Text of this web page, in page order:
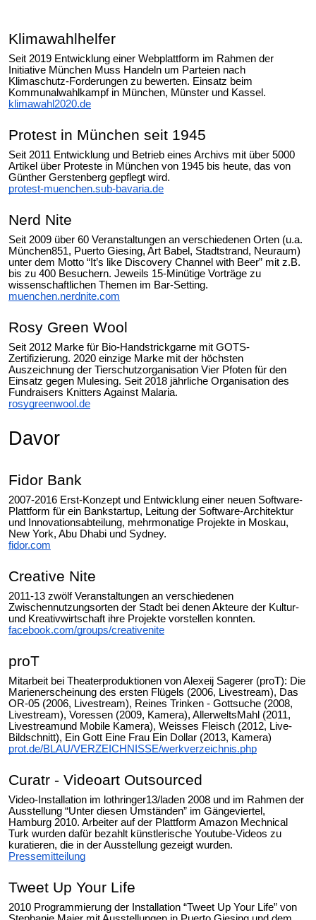
Klimawahlhelfer
Seit 2019 Entwicklung einer Webplattform im Rahmen der
Initiative München Muss Handeln um Parteien nach
Klimaschutz-Forderungen zu bewerten. Einsatz beim
Kommunalwahlkampf in München, Münster und Kassel.
klimawahl2020.de
Protest in München seit 1945
Seit 2011 Entwicklung und Betrieb eines Archivs mit über 5000
Artikel über Proteste in München von 1945 bis heute, das von
Günther Gerstenberg gepflegt wird.
protest-muenchen.sub-bavaria.de
Nerd Nite
Seit 2009 über 60 Veranstaltungen an verschiedenen Orten (u.a.
München851, Puerto Giesing, Art Babel, Stadtstrand, Neuraum)
unter dem Motto “It’s like Discovery Channel with Beer” mit z.B.
bis zu 400 Besuchern. Jeweils 15-Minütige Vorträge zu
wissenschaftlichen Themen im Bar-Setting.
muenchen.nerdnite.com
Rosy Green Wool
Seit 2012 Marke für Bio-Handstrickgarne mit GOTS-
Zertifizierung. 2020 einzige Marke mit der höchsten
Auszeichnung der Tierschutzorganisation Vier Pfoten für den
Einsatz gegen Mulesing. Seit 2018 jährliche Organisation des
Fundraisers Knitters Against Malaria.
rosygreenwool.de
Davor
Fidor Bank
2007-2016 Erst-Konzept und Entwicklung einer neuen Software-
Plattform für ein Bankstartup, Leitung der Software-Architektur
und Innovationsabteilung, mehrmonatige Projekte in Moskau,
New York, Abu Dhabi und Sydney.
fidor.com
Creative Nite
2011-13 zwölf Veranstaltungen an verschiedenen
Zwischennutzungsorten der Stadt bei denen Akteure der Kultur-
und Kreativwirtschaft ihre Projekte vorstellen konnten.
facebook.com/groups/creativenite
proT
Mitarbeit bei Theaterproduktionen von Alexeij Sagerer (proT): Die
Marienerscheinung des ersten Flügels (2006, Livestream), Das
OR-05 (2006, Livestream), Reines Trinken - Gottsuche (2008,
Livestream), Voressen (2009, Kamera), AllerweltsMahl (2011,
Livestreamund Mobile Kamera), Weisses Fleisch (2012, Live-
Bildschnitt), Ein Gott Eine Frau Ein Dollar (2013, Kamera)
prot.de/BLAU/VERZEICHNISSE/werkverzeichnis.php
Curatr - Videoart Outsourced
Video-Installation im lothringer13/laden 2008 und im Rahmen der
Ausstellung “Unter diesen Umständen” im Gängeviertel,
Hamburg 2010. Arbeiter auf der Plattform Amazon Mechnical
Turk wurden dafür bezahlt künstlerische Youtube-Videos zu
kuratieren, die in der Ausstellung gezeigt wurden.
Pressemitteilung
Tweet Up Your Life
2010 Programmierung der Installation “Tweet Up Your Life” von